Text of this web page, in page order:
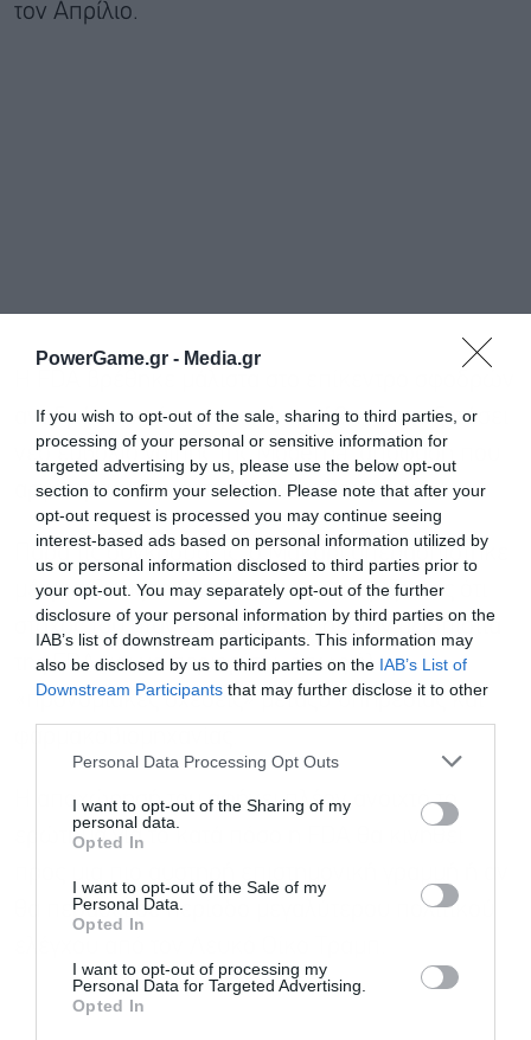
PowerGame.gr - Media.gr
If you wish to opt-out of the sale, sharing to third parties, or
processing of your personal or sensitive information for
targeted advertising by us, please use the below opt-out
section to confirm your selection. Please note that after your
opt-out request is processed you may continue seeing
interest-based ads based on personal information utilized by
us or personal information disclosed to third parties prior to
your opt-out. You may separately opt-out of the further
disclosure of your personal information by third parties on the
IAB’s list of downstream participants. This information may
also be disclosed by us to third parties on the IAB’s List of
Downstream Participants that may further disclose it to other
Personal Data Processing Opt Outs
I want to opt-out of the Sharing of my
personal data.
Opted In
I want to opt-out of the Sale of my
Personal Data.
Opted In
I want to opt-out of processing my
Personal Data for Targeted Advertising.
Opted In
τον Απρίλιο.
αντιδράσεων όταν αρχικά αρνήθηκε να εξετάσει
νέο εμβόλιο γρίπης της Moderna, απόφαση που
αργότερα αναγκάστηκε να αναθεωρήσει.
Παρά τις συγκρούσεις, ο Μακάρι υπερασπίστηκε
μέχρι τέλους τη θητεία του, υποστηρίζοντας ότι
στόχος του ήταν να προστατεύσει την αξιοπιστία
της FDA και να περιορίσει, όπως έλεγε,
«προνομιακές σχέσεις» μεταξύ υπηρεσίας και
Η αποχώρησή του αφήνει πλέον ανοιχτό το
ερώτημα για το κατά πόσο η FDA θα κινηθεί
θα περάσει σε περίοδο μεγαλύτερου πολιτικού